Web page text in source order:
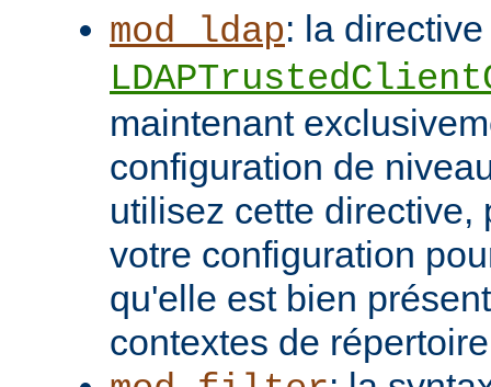
mod_ldap: la directive
maintenant
configuration de
utilisez cette directive,
votre configuration
qu'elle est bien
contextes de